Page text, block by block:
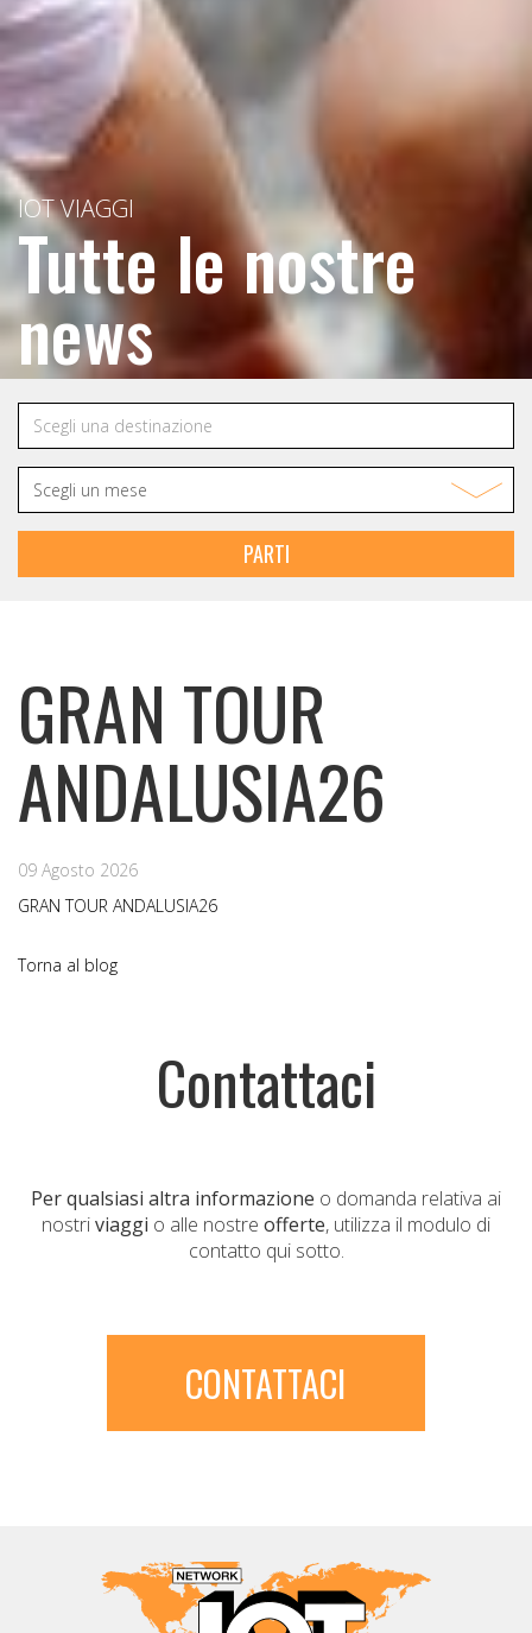
IOT VIAGGI
Tutte le nostre
news
PARTI
GRAN TOUR
ANDALUSIA26
09 Agosto 2026
GRAN TOUR ANDALUSIA26
Torna al blog
Contattaci
Per qualsiasi altra informazione o domanda relativa ai
nostriviaggi o alle nostre offerte, utilizza il modulo di
contatto qui sotto.
CONTATTACI